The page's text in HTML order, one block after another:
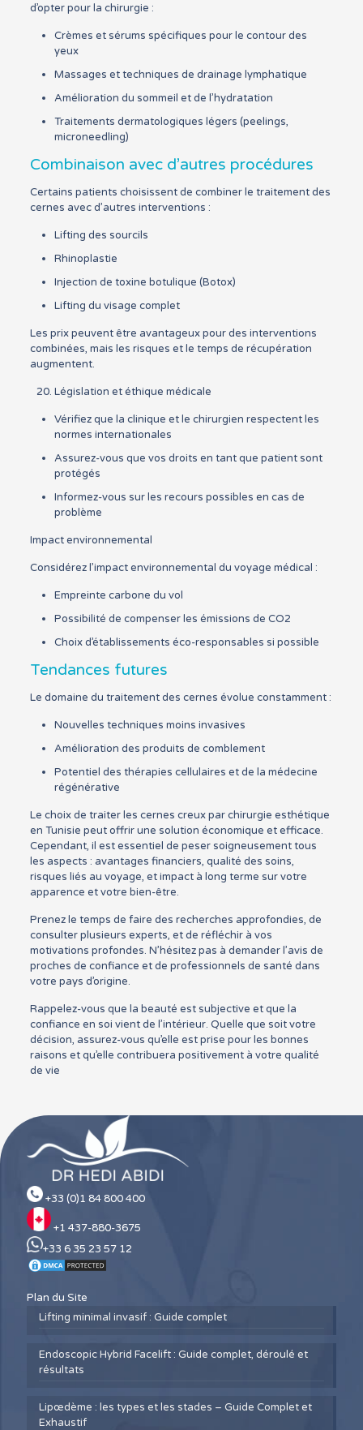
d’opter pour la chirurgie :
Crèmes et sérums spécifiques pour le contour des
yeux
Massages et techniques de drainage lymphatique
Amélioration du sommeil et de l’hydratation
Traitements dermatologiques légers (peelings,
microneedling)
Combinaison avec d’autres procédures
Certains patients choisissent de combiner le traitement des
cernes avec d’autres interventions :
Lifting des sourcils
Rhinoplastie
Injection de toxine botulique (Botox)
Lifting du visage complet
Les prix peuvent être avantageux pour des interventions
combinées, mais les risques et le temps de récupération
augmentent.
Législation et éthique médicale
Vérifiez que la clinique et le chirurgien respectent les
normes internationales
Assurez-vous que vos droits en tant que patient sont
protégés
Informez-vous sur les recours possibles en cas de
problème
Impact environnemental
Considérez l’impact environnemental du voyage médical :
Empreinte carbone du vol
Possibilité de compenser les émissions de CO2
Choix d’établissements éco-responsables si possible
Tendances futures
Le domaine du traitement des cernes évolue constamment :
Nouvelles techniques moins invasives
Amélioration des produits de comblement
Potentiel des thérapies cellulaires et de la médecine
régénérative
Le choix de traiter les cernes creux par chirurgie esthétique
en Tunisie peut offrir une solution économique et efficace.
Cependant, il est essentiel de peser soigneusement tous
les aspects : avantages financiers, qualité des soins,
risques liés au voyage, et impact à long terme sur votre
apparence et votre bien-être.
Prenez le temps de faire des recherches approfondies, de
consulter plusieurs experts, et de réfléchir à vos
motivations profondes. N’hésitez pas à demander l’avis de
proches de confiance et de professionnels de santé dans
votre pays d’origine.
Rappelez-vous que la beauté est subjective et que la
confiance en soi vient de l’intérieur. Quelle que soit votre
décision, assurez-vous qu’elle est prise pour les bonnes
raisons et qu’elle contribuera positivement à votre qualité
de vie
+33 (0)1 84 800 400
+1 437-880-3675
+33 6 35 23 57 12
Plan du Site
Lifting minimal invasif : Guide complet
Endoscopic Hybrid Facelift : Guide complet, déroulé et
résultats
Lipœdème : les types et les stades – Guide Complet et
Exhaustif